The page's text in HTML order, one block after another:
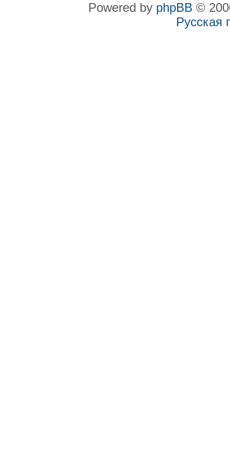
Powered by phpBB ©
Русская